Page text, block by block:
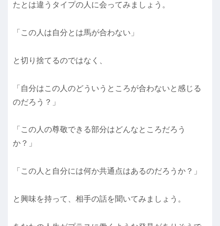
たとは違うタイプの人に会ってみましょう。
「この人は自分とは馬が合わない」
と切り捨てるのではなく、
「自分はこの人のどういうところが合わないと感じる
のだろう？」
「この人の尊敬できる部分はどんなところだろう
か？」
「この人と自分には何か共通点はあるのだろうか？」
と興味を持って、相手の話を聞いてみましょう。